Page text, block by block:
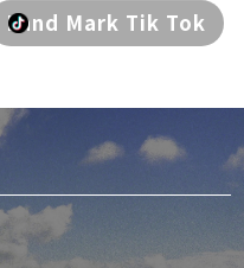
Land Mark Tik Tok